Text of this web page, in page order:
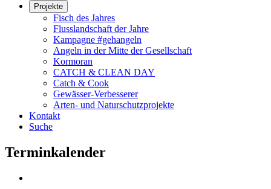
Projekte
Fisch des Jahres
Flusslandschaft der Jahre
Kampagne #gehangeln
Angeln in der Mitte der Gesellschaft
Kormoran
CATCH & CLEAN DAY
Catch & Cook
Gewässer-Verbesserer
Arten- und Naturschutzprojekte
Kontakt
Suche
Terminkalender